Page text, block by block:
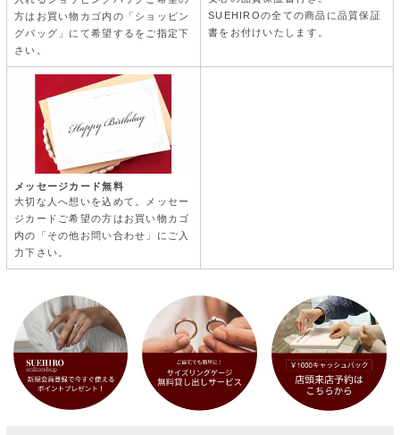
方はお買い物カゴ内の「ショッピン
グバッグ」にて希望するをご指定下
さい。
SUEHIROの全ての商品に品質保証
書をお付けいたします。
メッセージカード無料
大切な人へ想いを込めて。メッセー
ジカードご希望の方はお買い物カゴ
内の「その他お問い合わせ」にご入
力下さい。